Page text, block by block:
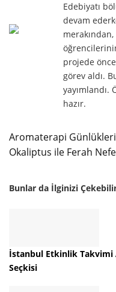
Edebiyatı
devam
projede
görev aldı.
yayımlandı.
hazır.
Aromaterapi
Okaliptus ile Ferah
Bunlar da İlginizi
İstanbul Etkinlik Takvimi
Seçkisi